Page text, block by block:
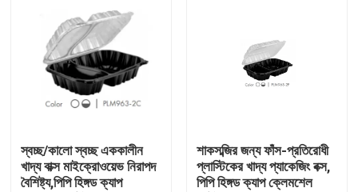
যোগাযোগ করুন
প্লাস্টিক ডিসপোজেবল কাপ
স্বচ্ছ/কালো স্বচ্ছ এককালীন
খাদ্য বাক্স মাইক্রোওয়েভ নিরাপদ
বৈশিষ্ট্য,পিপি হিঙ্গড ক্যাপ
শাকসব্জির জন্য ফাঁস-প্রতিরোধী
প্লাস্টিকের খাদ্য প্যাকেজিং বক্স,
পিপি হিঙ্গড ক্যাপ ক্লেমশেল